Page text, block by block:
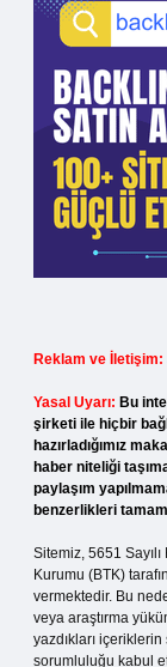
Reklam ve İletişim:
Yasal Uyarı: Bu
şirketi ile hiçbir
hazırladığımız
haber niteliği
paylaşım
benzerlikleri
Sitemiz, 5651
Kurumu (BTK)
vermektedir. Bu
veya araştırma
yazdıkları
sorumluluğu kabul